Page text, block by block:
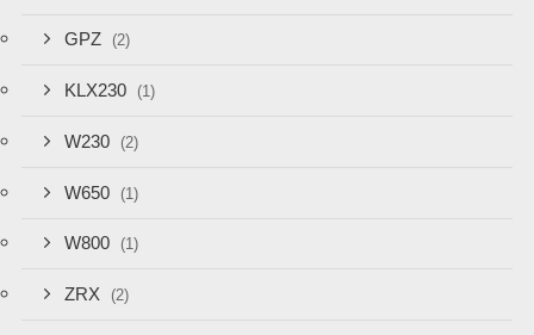
GPZ (2)
KLX230 (1)
W230 (2)
W650 (1)
W800 (1)
ZRX (2)